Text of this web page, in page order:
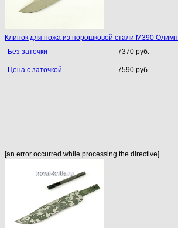
Клинок для ножа из порошковой стали M390 Олимп
Без заточки
7370 руб.
Цена с заточкой 7590 руб.
[an error occurred while processing the directive]